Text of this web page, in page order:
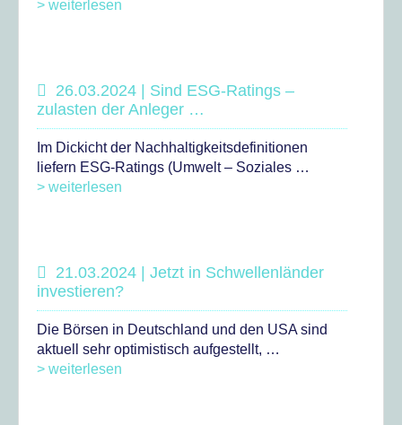
> weiterlesen
26.03.2024 | Sind ESG-Ratings –
zulasten der Anleger …
Im Dickicht der Nachhaltigkeitsdefinitionen
liefern ESG-Ratings (Umwelt – Soziales …
> weiterlesen
21.03.2024 | Jetzt in Schwellenländer
investieren?
Die Börsen in Deutschland und den USA sind
aktuell sehr optimistisch aufgestellt, …
> weiterlesen